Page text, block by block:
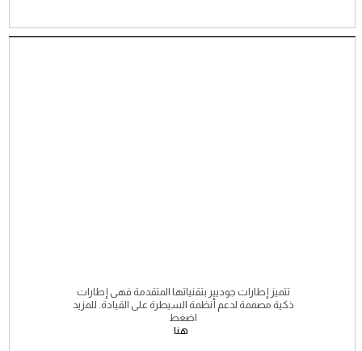
تتميز إطارات جوديير بتقنياتها المتقدمة فهى إطارات
ذكية مصممة لدعم أنظمة السيطرة على القيادة. للمزيد
اضغط
هنا